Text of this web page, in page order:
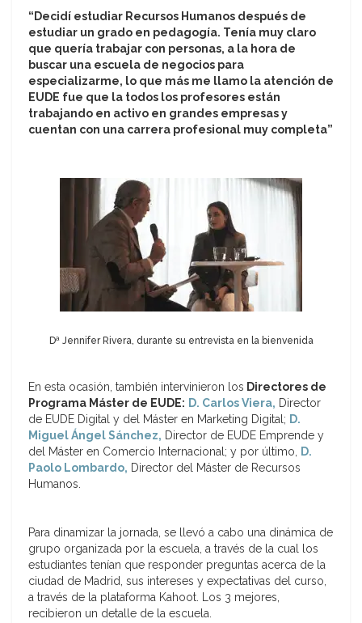
“Decidí estudiar Recursos Humanos después de
estudiar un grado en pedagogía. Tenía muy claro
que quería trabajar con personas, a la hora de
buscar una escuela de negocios para
especializarme, lo que más me llamo la atención de
EUDE fue que la todos los profesores están
trabajando en activo en grandes empresas y
cuentan con una carrera profesional muy completa”
Dª Jennifer Rivera, durante su entrevista en la bienvenida
En esta ocasión, también intervinieron los Directores de
Programa Máster de EUDE: D. Carlos Viera, Director
de EUDE Digital y del Máster en Marketing Digital; D.
Miguel Ángel Sánchez, Director de EUDE Emprende y
del Máster en Comercio Internacional; y por último, D.
Paolo Lombardo, Director del Máster de Recursos
Humanos.
Para dinamizar la jornada, se llevó a cabo una dinámica de
grupo organizada por la escuela, a través de la cual los
estudiantes tenían que responder preguntas acerca de la
ciudad de Madrid, sus intereses y expectativas del curso,
a través de la plataforma Kahoot. Los 3 mejores,
recibieron un detalle de la escuela.